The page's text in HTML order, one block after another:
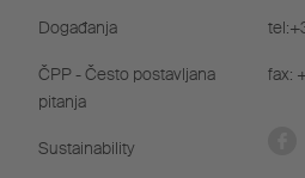
Događanja
ČPP - Često postavljana
pitanja
Sustainability
fax: